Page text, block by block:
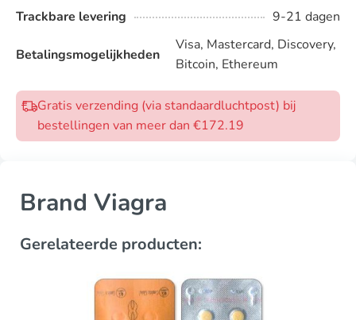
Trackbare levering 9-21 dagen
Betalingsmogelijkheden
Visa, Mastercard, Discovery,
Bitcoin, Ethereum
Gratis verzending (via standaardluchtpost) bij
bestellingen van meer dan €172.19
Brand Viagra
Gerelateerde producten: